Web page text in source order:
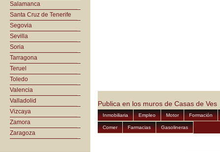
Salamanca
Santa Cruz de Tenerife
Segovia
Sevilla
Soria
Tarragona
Teruel
Toledo
Valencia
Valladolid
Vizcaya
Zamora
Zaragoza
Publica en los muros de Casas de Ves
Inmobiliaria Empleo Motor Formación
Comer Farmacias Gasolineras